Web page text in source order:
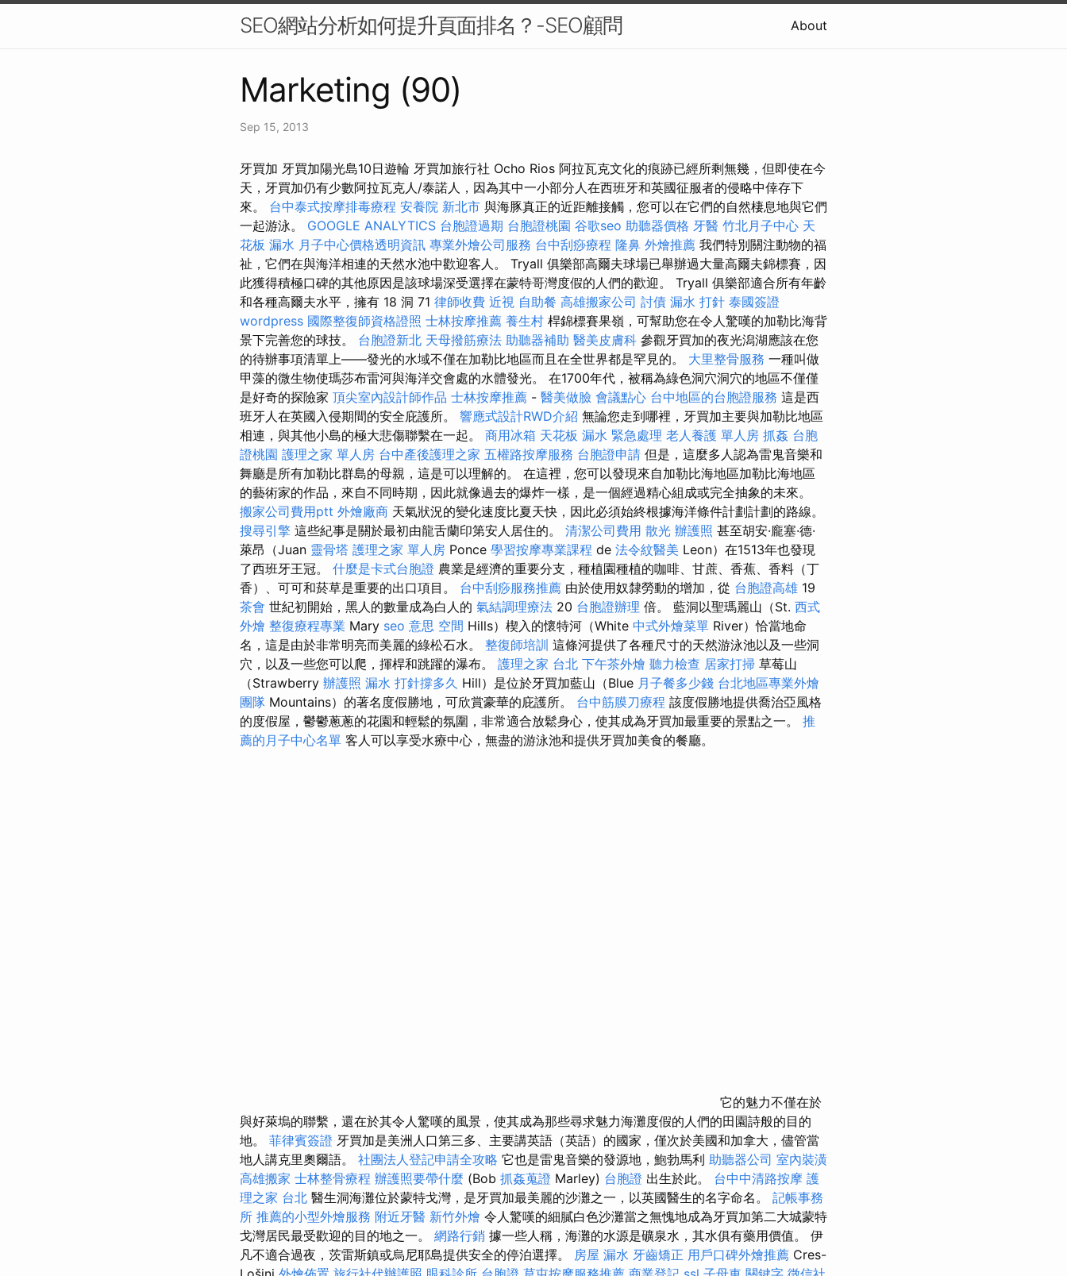
SEO網站分析如何提升頁面排名？-SEO顧問 About
Marketing (90)
Sep 15, 2013
牙買加 牙買加陽光島10日遊輪 牙買加旅行社 Ocho Rios 阿拉瓦克文化的痕跡已經所剩無幾，但即使在今
天，牙買加仍有少數阿拉瓦克人/泰諾人，因為其中一小部分人在西班牙和英國征服者的侵略中倖存下
來。 台中泰式按摩排毒療程 安養院 新北市 與海豚真正的近距離接觸，您可以在它們的自然棲息地與它們
一起游泳。 GOOGLE ANALYTICS 台胞證過期 台胞證桃園 谷歌seo 助聽器價格 牙醫 竹北月子中心 天
花板 漏水 月子中心價格透明資訊 專業外燴公司服務 台中刮痧療程 隆鼻 外燴推薦 我們特別關注動物的福
祉，它們在與海洋相連的天然水池中歡迎客人。 Tryall 俱樂部高爾夫球場已舉辦過大量高爾夫錦標賽，因
此獲得積極口碑的其他原因是該球場深受選擇在蒙特哥灣度假的人們的歡迎。 Tryall 俱樂部適合所有年齡
和各種高爾夫水平，擁有 18 洞 71 律師收費 近視 自助餐 高雄搬家公司 討債 漏水 打針 泰國簽證
wordpress 國際整復師資格證照 士林按摩推薦 養生村 桿錦標賽果嶺，可幫助您在令人驚嘆的加勒比海背
景下完善您的球技。 台胞證新北 天母撥筋療法 助聽器補助 醫美皮膚科 參觀牙買加的夜光潟湖應該在您
的待辦事項清單上——發光的水域不僅在加勒比地區而且在全世界都是罕見的。 大里整骨服務 一種叫做
甲藻的微生物使瑪莎布雷河與海洋交會處的水體發光。 在1700年代，被稱為綠色洞穴洞穴的地區不僅僅
是好奇的探險家 頂尖室內設計師作品 士林按摩推薦 - 醫美做臉 會議點心 台中地區的台胞證服務 這是西
班牙人在英國入侵期間的安全庇護所。 響應式設計RWD介紹 無論您走到哪裡，牙買加主要與加勒比地區
相連，與其他小島的極大悲傷聯繫在一起。 商用冰箱 天花板 漏水 緊急處理 老人養護 單人房 抓姦 台胞
證桃園 護理之家 單人房 台中產後護理之家 五權路按摩服務 台胞證申請 但是，這麼多人認為雷鬼音樂和
舞廳是所有加勒比群島的母親，這是可以理解的。 在這裡，您可以發現來自加勒比海地區加勒比海地區
的藝術家的作品，來自不同時期，因此就像過去的爆炸一樣，是一個經過精心組成或完全抽象的未來。
搬家公司費用ptt 外燴廠商 天氣狀況的變化速度比夏天快，因此必須始終根據海洋條件計劃計劃的路線。
搜尋引擎 這些紀事是關於最初由龍舌蘭印第安人居住的。 清潔公司費用 散光 辦護照 甚至胡安·龐塞·德·
萊昂（Juan 靈骨塔 護理之家 單人房 Ponce 學習按摩專業課程 de 法令紋醫美 Leon）在1513年也發現
了西班牙王冠。 什麼是卡式台胞證 農業是經濟的重要分支，種植園種植的咖啡、甘蔗、香蕉、香料（丁
香）、可可和菸草是重要的出口項目。 台中刮痧服務推薦 由於使用奴隸勞動的增加，從 台胞證高雄 19
茶會 世紀初開始，黑人的數量成為白人的 氣結調理療法 20 台胞證辦理 倍。 藍洞以聖瑪麗山（St. 西式
外燴 整復療程專業 Mary seo 意思 空間 Hills）楔入的懷特河（White 中式外燴菜單 River）恰當地命
名，這是由於非常明亮而美麗的綠松石水。 整復師培訓 這條河提供了各種尺寸的天然游泳池以及一些洞
穴，以及一些您可以爬，揮桿和跳躍的瀑布。 護理之家 台北 下午茶外燴 聽力檢查 居家打掃 草莓山
（Strawberry 辦護照 漏水 打針撐多久 Hill）是位於牙買加藍山（Blue 月子餐多少錢 台北地區專業外燴
團隊 Mountains）的著名度假勝地，可欣賞豪華的庇護所。 台中筋膜刀療程 該度假勝地提供喬治亞風格
的度假屋，鬱鬱蔥蔥的花園和輕鬆的氛圍，非常適合放鬆身心，使其成為牙買加最重要的景點之一。 推
薦的月子中心名單 客人可以享受水療中心，無盡的游泳池和提供牙買加美食的餐廳。
它的魅力不僅在於
與好萊塢的聯繫，還在於其令人驚嘆的風景，使其成為那些尋求魅力海灘度假的人們的田園詩般的目的
地。 菲律賓簽證 牙買加是美洲人口第三多、主要講英語（英語）的國家，僅次於美國和加拿大，儘管當
地人講克里奧爾語。 社團法人登記申請全攻略 它也是雷鬼音樂的發源地，鮑勃馬利 助聽器公司 室內裝潢
高雄搬家 士林整骨療程 辦護照要帶什麼 (Bob 抓姦蒐證 Marley) 台胞證 出生於此。 台中中清路按摩 護
理之家 台北 醫生洞海灘位於蒙特戈灣，是牙買加最美麗的沙灘之一，以英國醫生的名字命名。 記帳事務
所 推薦的小型外燴服務 附近牙醫 新竹外燴 令人驚嘆的細膩白色沙灘當之無愧地成為牙買加第二大城蒙特
戈灣居民最受歡迎的目的地之一。 網路行銷 據一些人稱，海灘的水源是礦泉水，其水俱有藥用價值。 伊
凡不適合過夜，茨雷斯鎮或烏尼耶島提供安全的停泊選擇。 房屋 漏水 牙齒矯正 用戶口碑外燴推薦 Cres-